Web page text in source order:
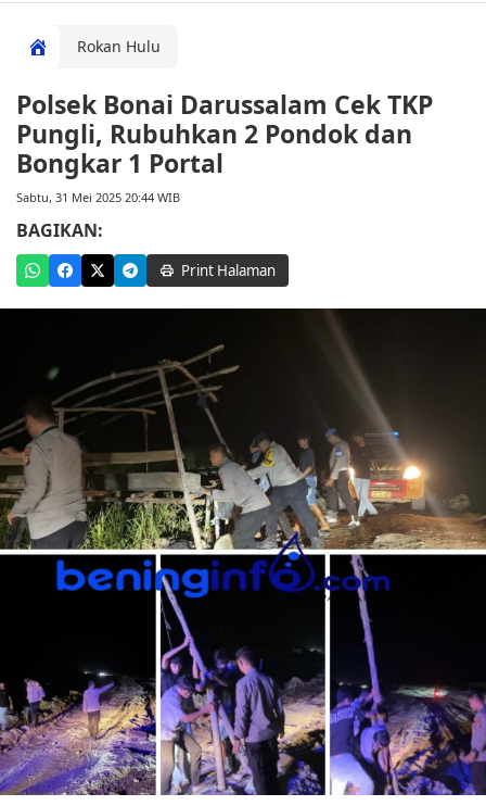
Rokan Hulu
Polsek Bonai Darussalam Cek TKP
Pungli, Rubuhkan 2 Pondok dan
Bongkar 1 Portal
Sabtu, 31 Mei 2025 20:44 WIB
BAGIKAN:
Print Halaman